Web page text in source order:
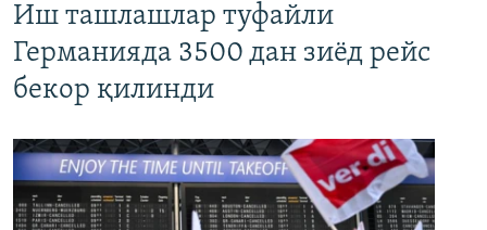
Иш ташлашлар туфайли
Германияда 3500 дан зиёд рейс
бекор қилинди